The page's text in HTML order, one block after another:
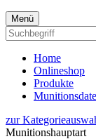
Menü
Home
Onlineshop
Produkte
zur
Munitionshauptart